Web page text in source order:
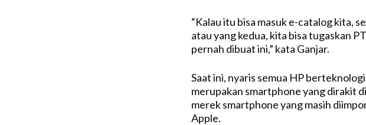
“Kalau itu bisa masuk e-catalog kita,
atau yang kedua, kita bisa tugaskan
pernah dibuat ini,” kata Ganjar.
Saat ini, nyaris semua HP
merupakan smartphone yang dirakit
merek smartphone yang masih
Apple.